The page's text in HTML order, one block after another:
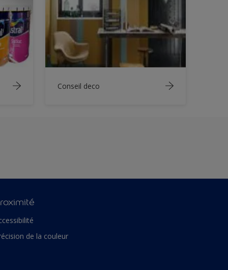
Conseil deco
de la couleur